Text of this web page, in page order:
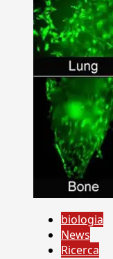
biologia
News
Ricerca